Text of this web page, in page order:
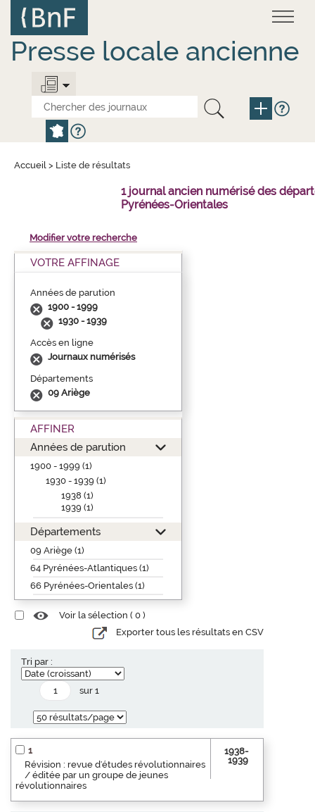
contenu
principal
Presse locale ancienne
Accueil > Liste de résultats
1 journal ancien numérisé des
Pyrénées-Orientales
Modifier votre recherche
VOTRE AFFINAGE
Années de parution
1900 - 1999
1930 - 1939
Accès en ligne
Journaux numérisés
Départements
09 Ariège
AFFINER
Années de parution
1900 - 1999 (1)
1930 - 1939 (1)
1938 (1)
1939 (1)
Départements
09 Ariège (1)
64 Pyrénées-Atlantiques (1)
66 Pyrénées-Orientales (1)
Voir la sélection ( 0 )
Exporter tous les résultats en CSV
Tri par :
sur 1
1
Révision : revue d'études révolutionnaires
/ éditée par un groupe de jeunes
révolutionnaires
1938-
1939
Panneau de gestion des cookies